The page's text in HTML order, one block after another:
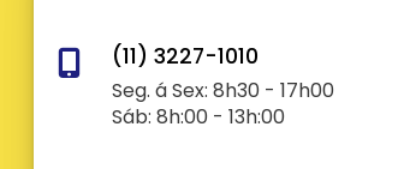
(11) 3227-1010
Seg. á Sex: 8h30 - 17h00
Sáb: 8h:00 - 13h:00